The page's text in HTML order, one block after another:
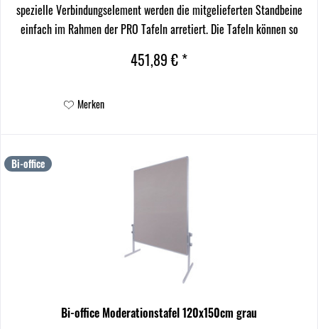
spezielle Verbindungselement werden die mitgelieferten Standbeine
einfach im Rahmen der PRO Tafeln arretiert. Die Tafeln können so
451,89 € *
Merken
Bi-office
Bi-office Moderationstafel 120x150cm grau